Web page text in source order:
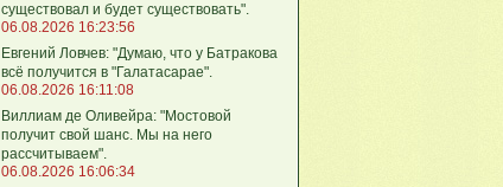
существовал и будет существовать".
06.08.2026 16:23:56
Евгений Ловчев: "Думаю, что у Батракова
всё получится в "Галатасарае".
06.08.2026 16:11:08
Виллиам де Оливейра: "Мостовой
получит свой шанс. Мы на него
рассчитываем".
06.08.2026 16:06:34